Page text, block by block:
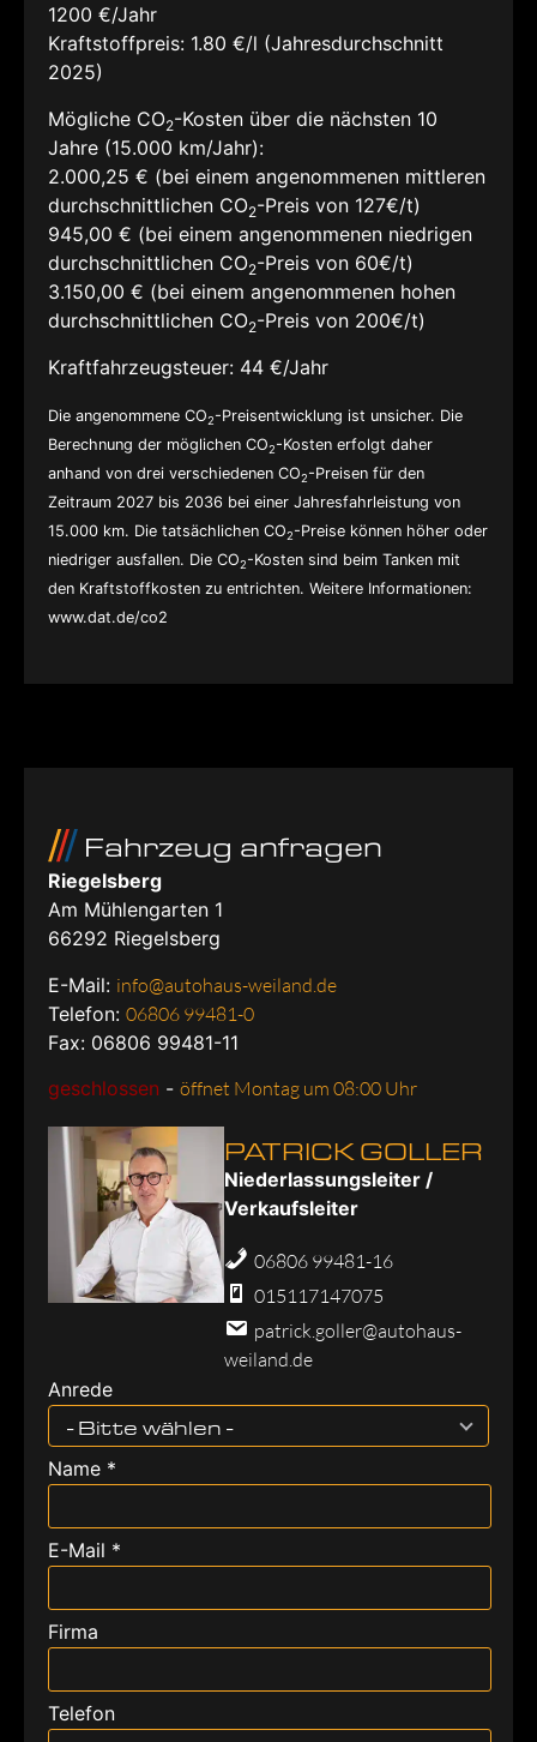
1200 €/Jahr
Kraftstoffpreis: 1.80 €/l (Jahresdurchschnitt
2025)
Mögliche CO2-Kosten über die nächsten 10
Jahre (15.000 km/Jahr):
2.000,25 € (bei einem angenommenen mittleren
durchschnittlichen CO2-Preis von 127€/t)
945,00 € (bei einem angenommenen niedrigen
durchschnittlichen CO2-Preis von 60€/t)
3.150,00 € (bei einem angenommenen hohen
durchschnittlichen CO2-Preis von 200€/t)
Kraftfahrzeugsteuer: 44 €/Jahr
Die angenommene CO2-Preisentwicklung ist unsicher. Die
Berechnung der möglichen CO2-Kosten erfolgt daher
anhand von drei verschiedenen CO2-Preisen für den
Zeitraum 2027 bis 2036 bei einer Jahresfahrleistung von
15.000 km. Die tatsächlichen CO2-Preise können höher oder
niedriger ausfallen. Die CO2-Kosten sind beim Tanken mit
den Kraftstoffkosten zu entrichten. Weitere Informationen:
www.dat.de/co2
Fahrzeug anfragen
Riegelsberg
Am Mühlengarten 1
66292 Riegelsberg
E-Mail: info@autohaus-weiland.de
Telefon: 06806 99481-0
Fax: 06806 99481-11
geschlossen - öffnet Montag um 08:00 Uhr
PATRICK GOLLER
Niederlassungsleiter /
Verkaufsleiter
06806 99481-16
015117147075
patrick.goller@autohaus-
weiland.de
Anrede
- Bitte wählen -
Name *
E-Mail *
Firma
Telefon